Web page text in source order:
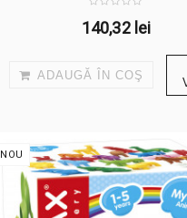
140,32 lei
ADAUGĂ ÎN COŞ
NOU